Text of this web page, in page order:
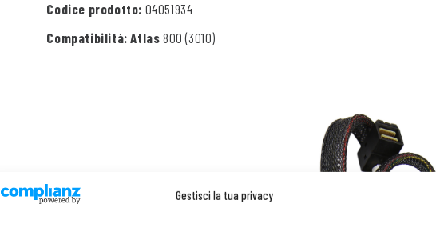
Gestisci la tua privacy
Codice prodotto: 04051934
Compatibilità: Atlas 800 (3010)